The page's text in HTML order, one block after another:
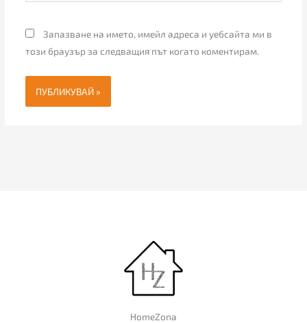
Запазване на името, имейл адреса и уебсайта ми в
този браузър за следващия път когато коментирам.
HomeZona